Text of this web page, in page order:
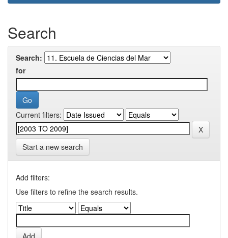
Search
Search:
for
Current filters:
Start a new search
Add filters:
Use filters to refine the search results.